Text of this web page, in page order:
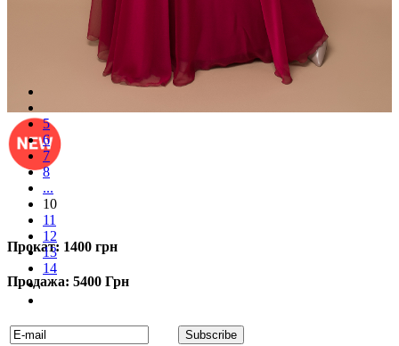
Прокат: 1400 грн
Продажа: 5400 Грн
5
6
7
8
...
10
11
12
13
14